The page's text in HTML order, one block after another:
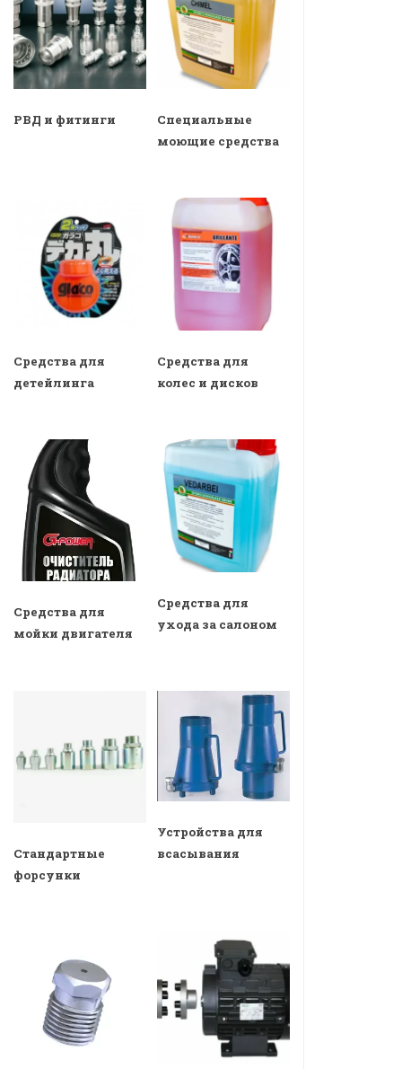
РВД и фитинги
Специальные
моющие средства
Средства для
детейлинга
Средства для
колес и дисков
Средства для
мойки двигателя
Средства для
ухода за салоном
Стандартные
форсунки
Устройства для
всасывания